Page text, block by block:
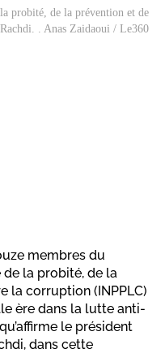
probité, de la prévention et de
. Anas Zaidaoui / Le360
membres du
de la probité, de la
la corruption (INPPLC)
ère dans la lutte anti-
le président
dans cette